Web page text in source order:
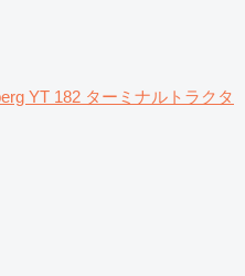
YT 182 ターミナルトラクタ